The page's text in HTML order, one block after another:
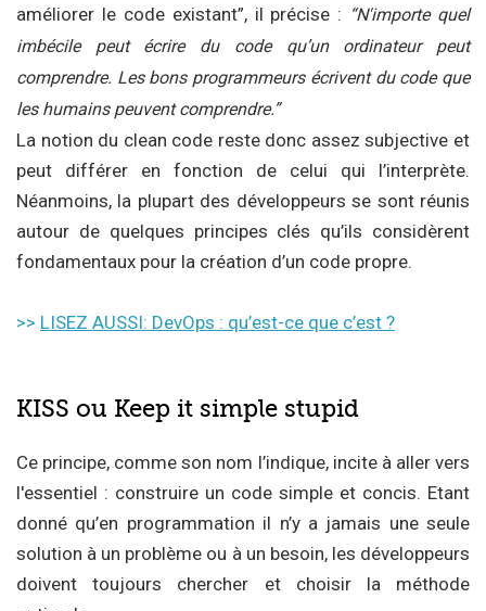
améliorer le code existant”, il précise : “N'importe quel
imbécile peut écrire du code qu’un ordinateur peut
comprendre. Les bons programmeurs écrivent du code que
les humains peuvent comprendre.”
La notion du clean code reste donc assez subjective et
peut différer en fonction de celui qui l’interprète.
Néanmoins, la plupart des développeurs se sont réunis
autour de quelques principes clés qu’ils considèrent
fondamentaux pour la création d’un code propre.
>> LISEZ AUSSI: DevOps : qu’est-ce que c’est ?
KISS ou Keep it simple stupid
Ce principe, comme son nom l’indique, incite à aller vers
l'essentiel : construire un code simple et concis. Etant
donné qu’en programmation il n’y a jamais une seule
solution à un problème ou à un besoin, les développeurs
doivent toujours chercher et choisir la méthode